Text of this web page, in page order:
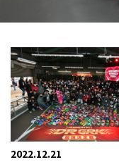
2022.12.21